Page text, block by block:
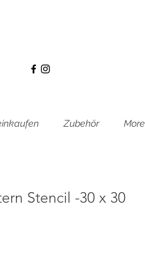
Zubehör More
Stencil -30 x 30